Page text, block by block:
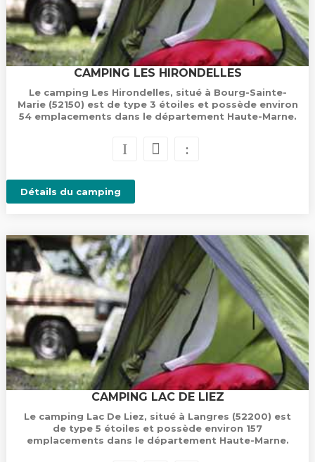
CAMPING LES HIRONDELLES
Le camping Les Hirondelles, situé à Bourg-Sainte-
Marie (52150) est de type 3 étoiles et possède environ
54 emplacements dans le département Haute-Marne.
Détails du camping
CAMPING LAC DE LIEZ
Le camping Lac De Liez, situé à Langres (52200) est
de type 5 étoiles et possède environ 157
emplacements dans le département Haute-Marne.